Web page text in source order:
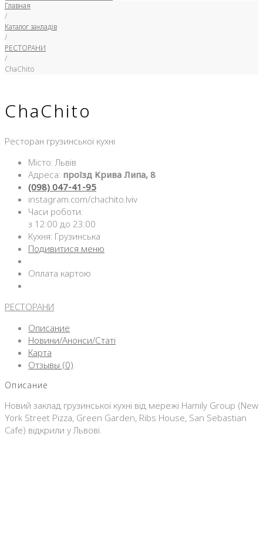
Главная
/
Каталог закладів
/
РЕСТОРАНИ
/
ChaChito
ChaChito
Ресторан грузинської кухні
Місто: Львів
Адреса: проїзд Крива Липа, 8
(098) 047-41-95
instagram.com/chachito.lviv
Часи роботи:
з 12:00 до 23:00
Кухня: Грузинська
Подивитися меню
Оплата картою
РЕСТОРАНИ
Описание
Новини/Анонси/Статі
Карта
Отзывы (0)
Описание
Новий заклад грузинської кухні від мережі Hamily Group (New
York Street Pizza, Green Garden, Ribs House, San Sebastian
Cafe) відкрили у Львові.